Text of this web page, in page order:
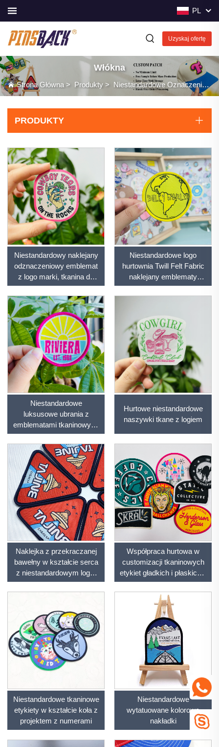
PL
Uzyskaj ofertę
Włókna
Strona Główna> Produkty > Niestandardowe Oznaczenia >
PRODUKTY
Niestandardowy naklejany
odznaczeniowy emblemat
z logo marki, tkanina do
ubrań
Niestandardowe logo
hurtownia Twill Felt Fabric
naklejany emblematy
tkaninowe dla ubrań
Niestandardowe
luksusowe ubrania z
emblematami tkaninowymi
do przyścianku lub szycia
na czapki
Hurtowe niestandardowe
naszywki tkane z logiem
Naklejka z przekraczanej
bawełny w kształcie serca
z niestandardowym logo,
etykiety odzieżowe,
niestandardowy nakładany
Współpraca hurtowa w
customizacji tkaninowych
etykiet gładkich i płaskich o
2D efekcie wzoru
zwierzęcego,
przeznaczonych dla etykiet
odzieżowych
Niestandardowe tkaninowe
etykiety w kształcie koła z
projektem z numerami
Niestandardowe
wytatuowane kolorowe
nakładki